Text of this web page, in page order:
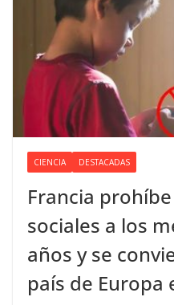
CIENCIA DESTACADAS
Francia
sociales a los
años y se
país de Europa